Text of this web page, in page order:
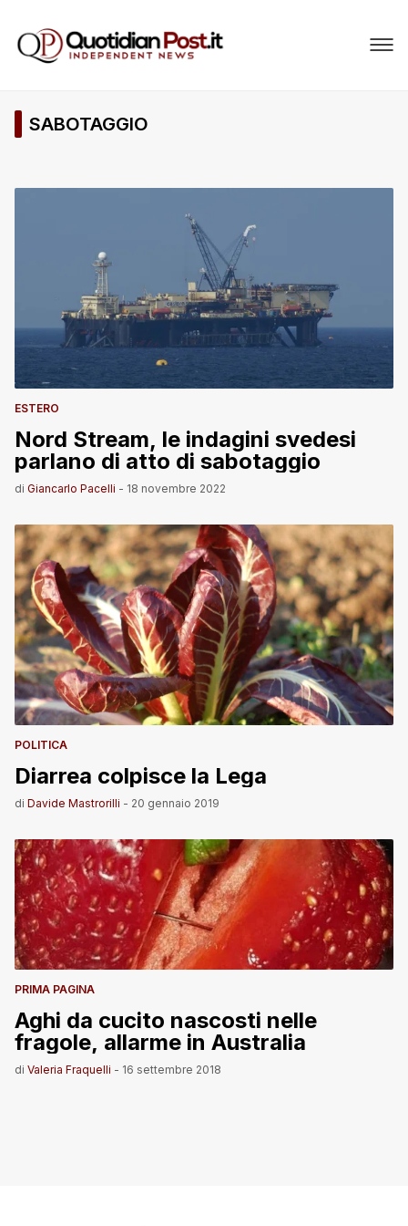
SABOTAGGIO
ESTERO
Nord Stream, le indagini svedesi
parlano di atto di sabotaggio
di Giancarlo Pacelli - 18 novembre 2022
POLITICA
Diarrea colpisce la Lega
di Davide Mastrorilli - 20 gennaio 2019
PRIMA PAGINA
Aghi da cucito nascosti nelle
fragole, allarme in Australia
di Valeria Fraquelli - 16 settembre 2018